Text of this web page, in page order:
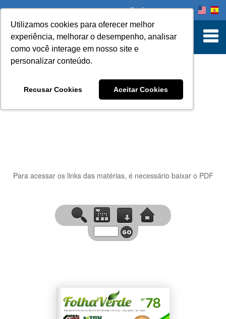
Utilizamos cookies para oferecer melhor
experiência, melhorar o desempenho, analisar
como você interage em nosso site e
personalizar conteúdo.
Recusar Cookies Aceitar Cookies
Onde comprar
INFORMATIVO
Para acessar os links das matérias, é necessário baixar o PDF